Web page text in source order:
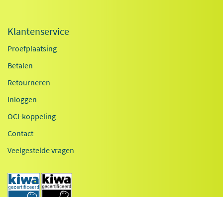
Klantenservice
Proefplaatsing
Betalen
Retourneren
Inloggen
OCI-koppeling
Contact
Veelgestelde vragen